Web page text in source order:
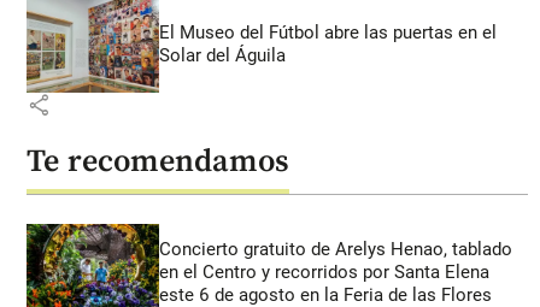
El Museo del Fútbol abre las puertas en el
Solar del Águila
share
Te recomendamos
Concierto gratuito de Arelys Henao, tablado
en el Centro y recorridos por Santa Elena
este 6 de agosto en la Feria de las Flores